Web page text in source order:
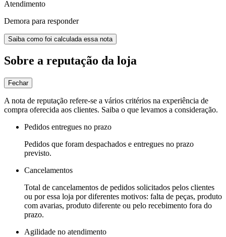
Atendimento
Demora para responder
Saiba como foi calculada essa nota
Sobre a reputação da loja
Fechar
A nota de reputação refere-se a vários critérios na experiência de
compra oferecida aos clientes. Saiba o que levamos a consideração.
Pedidos entregues no prazo
Pedidos que foram despachados e entregues no prazo
previsto.
Cancelamentos
Total de cancelamentos de pedidos solicitados pelos clientes
ou por essa loja por diferentes motivos: falta de peças, produto
com avarias, produto diferente ou pelo recebimento fora do
prazo.
Agilidade no atendimento